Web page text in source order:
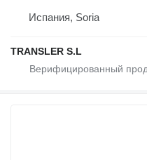
Испания, Soria
TRANSLER S.L